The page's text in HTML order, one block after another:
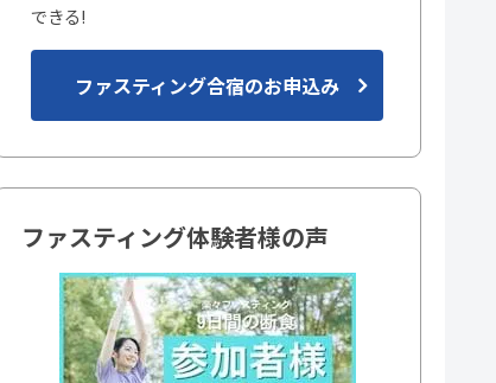
できる!
ファスティング合宿のお申込み
ファスティング体験者様の声